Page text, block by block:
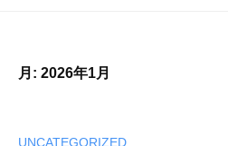
月: 2026年1月
UNCATEGORIZED